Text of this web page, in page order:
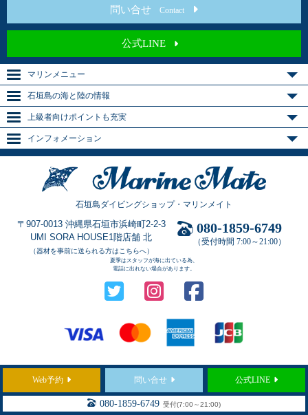
問い合せ Contact
公式LINE
マリンメニュー
石垣島の海と陸の情報
上級者向けポイントも充実
インフォメーション
石垣島ダイビングショップ・マリンメイト
〒907-0013 沖縄県石垣市浜崎町2-2-3
UMI SORA HOUSE1階店舗 北
（器材を事前に送られる方はこちらへ）
080-1859-6749
（受付時間 7:00～21:00）
夏季はスタッフが海に出ている為、
電話に出れない場合があります。
石垣島のダイビングショップ「マリンメイト」
Web予約 問い合せ 公式LINE
080-1859-6749 受付(7:00～21:00)